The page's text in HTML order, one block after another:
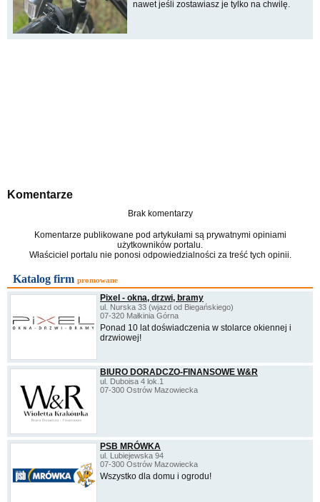
nawet jeśli zostawiasz je tylko na chwilę.
Komentarze
Brak komentarzy
Komentarze publikowane pod artykułami są prywatnymi opiniami
użytkowników portalu.
Właściciel portalu nie ponosi odpowiedzialności za treść tych opinii.
Katalog firm promowane
Pixel - okna, drzwi, bramy
ul. Nurska 33 (wjazd od Biegańskiego)
07-320 Małkinia Górna
Ponad 10 lat doświadczenia w stolarce okiennej i
drzwiowej!
BIURO DORADCZO-FINANSOWE W&R
ul. Duboisa 4 lok.1
07-300 Ostrów Mazowiecka
PSB MRÓWKA
ul. Lubiejewska 94
07-300 Ostrów Mazowiecka
Wszystko dla domu i ogrodu!